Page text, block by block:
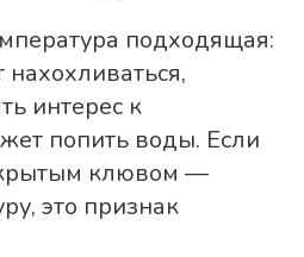
подходящая:
нахохливаться,
интерес к
попить воды. Если
клювом —
это признак